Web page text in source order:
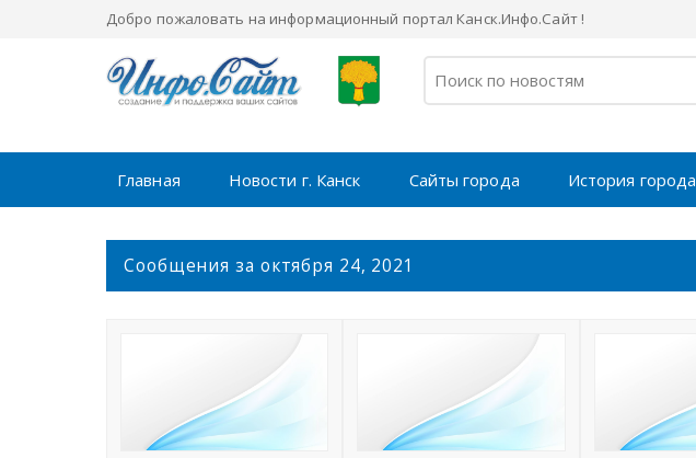
Добро пожаловать на информационный портал Канск.Инфо.Сайт !
Главная Новости г. Канск Сайты города История города
Сообщения за октября 24, 2021